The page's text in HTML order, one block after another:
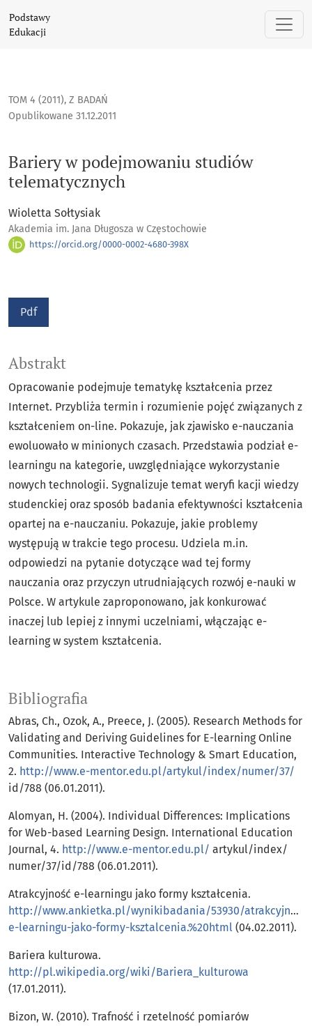
Podstawy
Edukacji
TOM 4 (2011), Z BADAŃ
Bariery w podejmowaniu studiów
telematycznych
Opublikowane 31.12.2011
Wioletta Sołtysiak
Akademia im. Jana Długosza w Częstochowie
https://orcid.org/0000-0002-4680-398X
Pdf
Abstrakt
Opracowanie podejmuje tematykę kształcenia przez
Internet. Przybliża termin i rozumienie pojęć związanych z
kształceniem on-line. Pokazuje, jak zjawisko e-nauczania
ewoluowało w minionych czasach. Przedstawia podział e-
learningu na kategorie, uwzględniające wykorzystanie
nowych technologii. Sygnalizuje temat weryﬁ kacji wiedzy
studenckiej oraz sposób badania efektywności kształcenia
opartej na e-nauczaniu. Pokazuje, jakie problemy
występują w trakcie tego procesu. Udziela m.in.
odpowiedzi na pytanie dotyczące wad tej formy
nauczania oraz przyczyn utrudniających rozwój e-nauki w
Polsce. W artykule zaproponowano, jak konkurować
inaczej lub lepiej z innymi uczelniami, włączając e-
learning w system kształcenia.
Bibliografia
Abras, Ch., Ozok, A., Preece, J. (2005). Research Methods for
Validating and Deriving Guidelines for E-learning Online
Communities. Interactive Technology & Smart Education,
2. http://www.e-mentor.edu.pl/artykul/index/numer/37/
id/788 (06.01.2011).
Alomyan, H. (2004). Individual Differences: Implications
for Web-based Learning Design. International Education
Journal, 4. http://www.e-mentor.edu.pl/ artykul/index/
numer/37/id/788 (06.01.2011).
Atrakcyjność e-learningu jako formy kształcenia.
http://www.ankietka.pl/wynikibadania/53930/atrakcyjnosc-
e-learningu-jako-formy-ksztalcenia.%20html (04.02.2011).
Bariera kulturowa.
http://pl.wikipedia.org/wiki/Bariera_kulturowa
(17.01.2011).
Bizon, W. (2010). Trafność i rzetelność pomiarów